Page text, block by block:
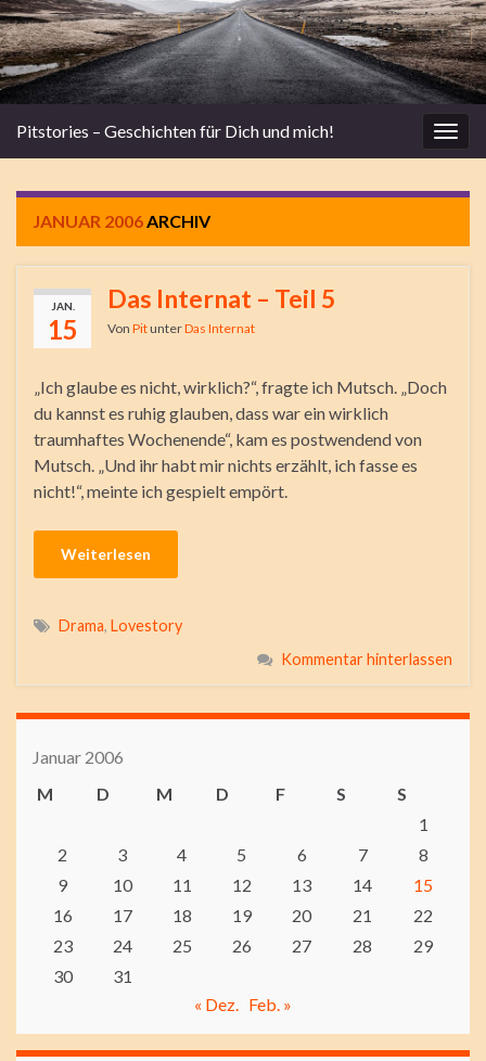
Pitstories – Geschichten für Dich und mich!
JANUAR 2006 ARCHIV
JAN.
15
Das Internat – Teil 5
Von PitunterDas Internat
„Ich glaube es nicht, wirklich?“, fragte ich Mutsch. „Doch
du kannst es ruhig glauben, dass war ein wirklich
traumhaftes Wochenende“, kam es postwendend von
Mutsch. „Und ihr habt mir nichts erzählt, ich fasse es
nicht!“, meinte ich gespielt empört.
Weiterlesen
Drama, Lovestory
Kommentar hinterlassen
Januar 2006
M
D M D F S
S
1
2
3 4 5 6 7
8
9
10 11 12 13 14
15
16
17 18 19 20 21
22
23
24 25 26 27 28
29
30
31
« Dez.
Feb. »